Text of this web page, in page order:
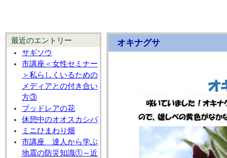
最近のエントリー
サギソウ
市講座＜女性セミナー
＞私らしくいるための
メディアとの付き合い
方③
ブッドレアの花
休憩中のオオスカシバ
ミニひまわり畑
市講座 達人から学ぶ
地震の防災知識①～近
オキナグサ